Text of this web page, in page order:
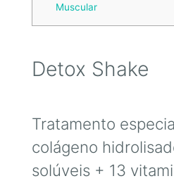
Muscular
Detox Shake
Tratamento
colágeno
solúveis + 13